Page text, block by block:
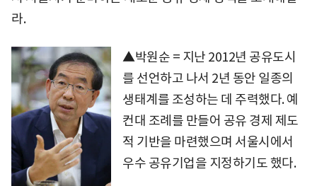
라.
▲박원순 = 지난 2012년 공유도시
를 선언하고 나서 2년 동안 일종의
생태계를 조성하는 데 주력했다. 예
컨대 조례를 만들어 공유 경제 제도
적 기반을 마련했으며 서울시에서
우수 공유기업을 지정하기도 했다.